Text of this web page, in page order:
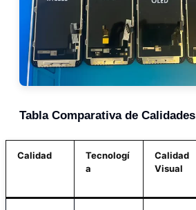
Tabla Comparativa de Calidades
Calidad
Tecnologí
a
Calidad
Visual